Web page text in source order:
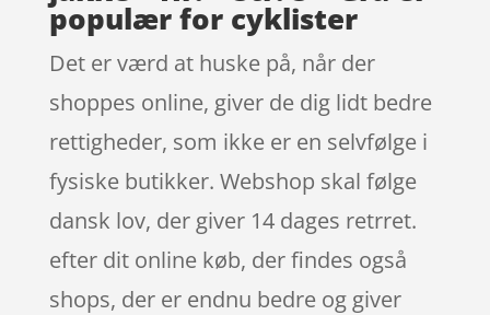
populær for cyklister
Det er værd at huske på, når der
shoppes online, giver de dig lidt bedre
rettigheder, som ikke er en selvfølge i
fysiske butikker. Webshop skal følge
dansk lov, der giver 14 dages retrret.
efter dit online køb, der findes også
shops, der er endnu bedre og giver